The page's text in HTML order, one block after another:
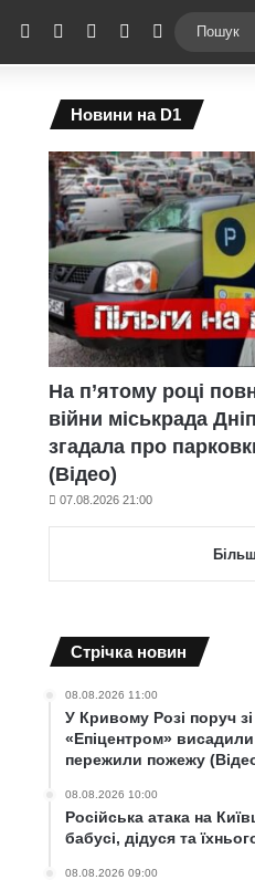
Facebook YouTubeInstagramTelegramSwitch skin
Новини на D1
На п’ятому році
війни міськрада
згадала про
(Відео)
07.08.2026 21:00
Cтрічка новин
08.08.2026 11:00
У Кривому Розі поруч
«Епіцентром» висадили
пережили пожежу
08.08.2026 10:00
Російська атака на
бабусі, дідуся та
08.08.2026 09:00